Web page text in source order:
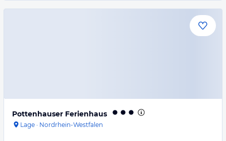
Pottenhauser Ferienhaus
Lage · Nordrhein-Westfalen